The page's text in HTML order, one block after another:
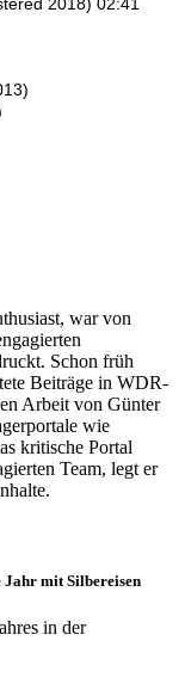
war von
Schon früh
Beiträge in WDR-
Arbeit von Günter
wie
kritische Portal
Team, legt er
Jahr mit Silbereisen
in der